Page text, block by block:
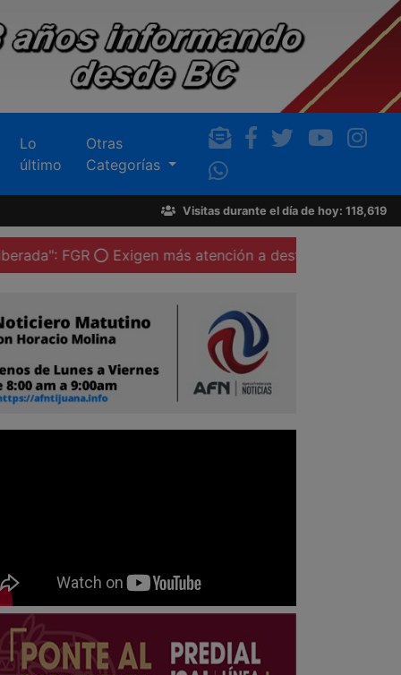
Lo
último
Otras
Categorías
Visitas durante el día de hoy: 118,619
Exigen más atención a destrucción de espacios